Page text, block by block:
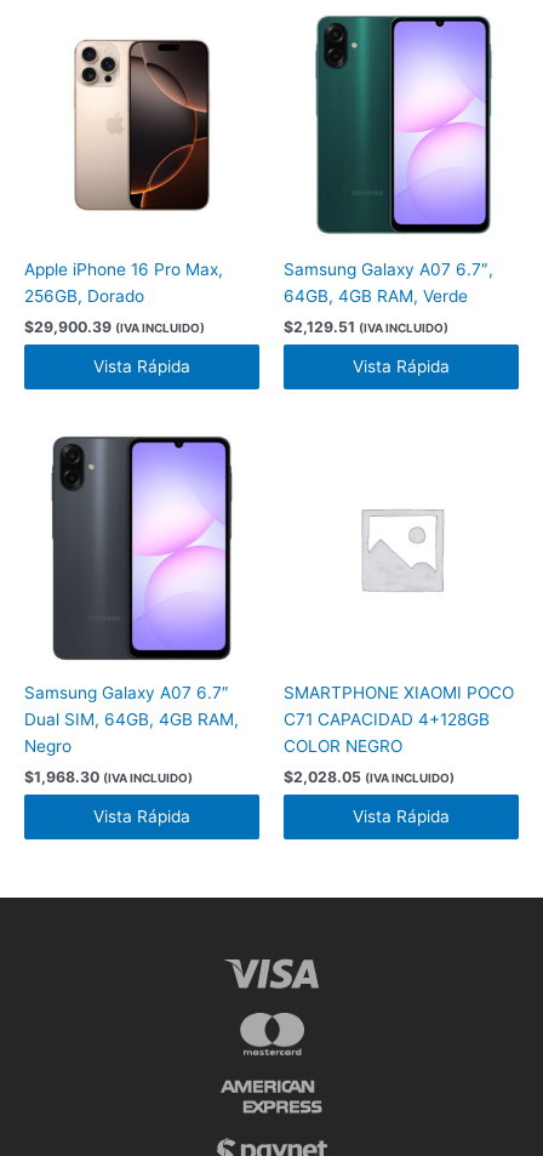
Apple iPhone 16 Pro Max,
256GB, Dorado
$29,900.39 (IVA INCLUIDO)
Vista Rápida
Samsung Galaxy A07 6.7″,
64GB, 4GB RAM, Verde
$2,129.51 (IVA INCLUIDO)
Vista Rápida
Samsung Galaxy A07 6.7″
Dual SIM, 64GB, 4GB RAM,
Negro
$1,968.30 (IVA INCLUIDO)
Vista Rápida
SMARTPHONE XIAOMI POCO
C71 CAPACIDAD 4+128GB
COLOR NEGRO
$2,028.05 (IVA INCLUIDO)
Vista Rápida